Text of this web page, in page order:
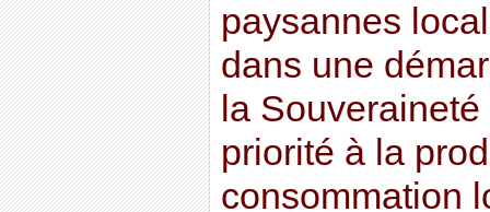
paysannes
dans une
la
priorité à la
consommation